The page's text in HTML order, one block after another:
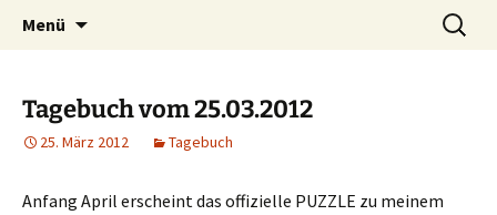
Timo Bader
Willkommen im Reich der Geschichten
Menü
Tagebuch vom 25.03.2012
25. März 2012 Tagebuch
Anfang April erscheint das offizielle PUZZLE zu meinem